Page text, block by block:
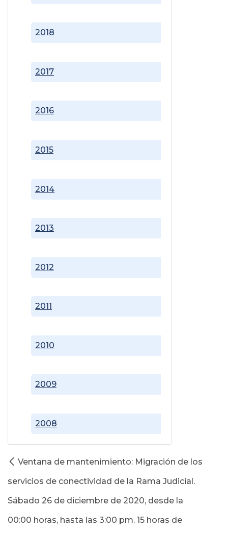
2008
2009
2010
2011
2012
2013
2014
2015
2016
2017
2018
Ventana de mantenimiento: Migración de los
servicios de conectividad de la Rama Judicial.
Sábado 26 de diciembre de 2020, desde la
00:00 horas, hasta las 3:00 pm. 15 horas de